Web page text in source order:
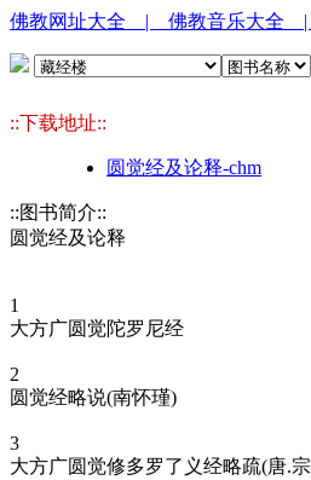
佛教网址大全 | 佛教音乐大全
::下载地址::
圆觉经及论释-chm
::图书简介::
圆觉经及论释
1
大方广圆觉陀罗尼经
2
圆觉经略说(南怀瑾)
3
大方广圆觉修多罗了义经略疏(唐.